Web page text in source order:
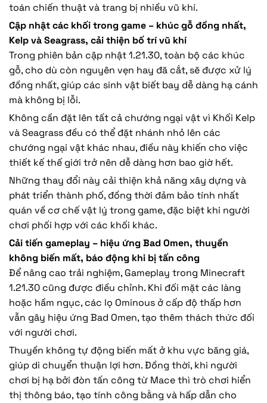
toán chiến thuật và trang bị nhiều vũ khí.
Cập nhật các khối trong game – khúc gỗ đồng nhất,
Kelp và Seagrass, cải thiện bố trí vũ khí
Trong phiên bản cập nhật 1.21.30, toàn bộ các khúc
gỗ, cho dù còn nguyên vẹn hay đã cắt, sẽ được xử lý
đồng nhất, giúp các sinh vật biết bay dễ dàng hạ cánh
mà không bị lỗi.
Không cần đặt lên tất cả chướng ngại vật vì Khối Kelp
và Seagrass đều có thể đặt nhánh nhỏ lên các
chướng ngại vật khác nhau, điều này khiến cho việc
thiết kế thế giới trở nên dễ dàng hơn bao giờ hết.
Những thay đổi này cải thiện khả năng xây dựng và
phát triển thành phố, đồng thời đảm bảo tính nhất
quán về cơ chế vật lý trong game, đặc biệt khi người
chơi phối hợp với các khối khác.
Cải tiến gameplay – hiệu ứng Bad Omen, thuyền
không biến mất, báo động khi bị tấn công
Để nâng cao trải nghiệm, Gameplay trong Minecraft
1.21.30 cũng được điều chỉnh. Khi đối mặt các làng
hoặc hầm ngục, các lọ Ominous ở cấp độ thấp hơn
vẫn gây hiệu ứng Bad Omen, tạo thêm thách thức đối
với người chơi.
Thuyền không tự động biến mất ở khu vực băng giá,
giúp di chuyển thuận lợi hơn. Đồng thời, khi người
chơi bị hạ bởi đòn tấn công từ Mace thì trò chơi hiển
thị thông báo, tạo tính công bằng và hấp dẫn cho